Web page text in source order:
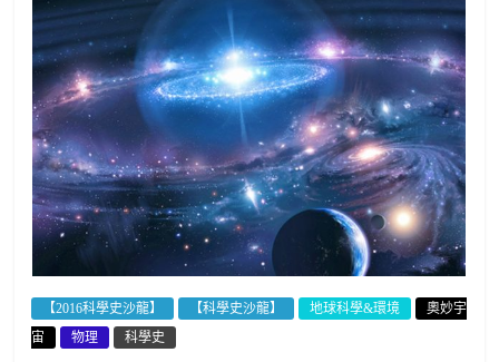
【2016科學史沙龍】 【科學史沙龍】 地球科學&環境
奧妙宇
宙
物理 科學史